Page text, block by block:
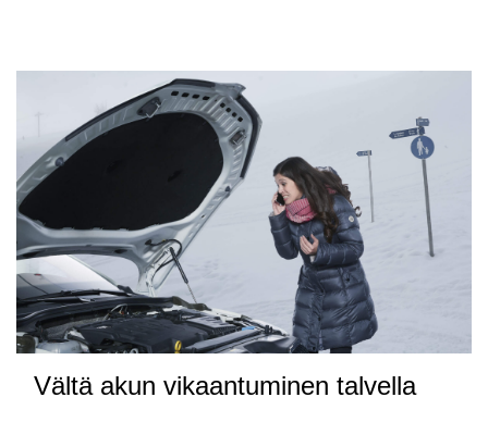
Vältä akun vikaantuminen talvella